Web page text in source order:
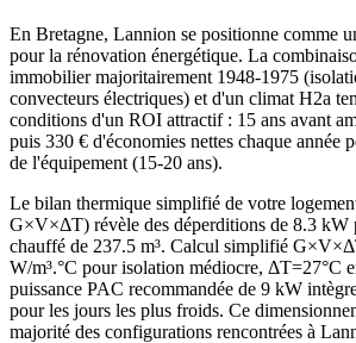
En Bretagne, Lannion se positionne comme
pour la rénovation énergétique. La
immobilier majoritairement 1948-1975
convecteurs électriques) et d'un climat H2a
conditions d'un ROI attractif : 15 ans avant
puis 330 € d'économies nettes chaque année
de l'équipement (15-20 ans).
Le bilan thermique simplifié de votre
G×V×ΔT) révèle des déperditions de 8.3 kW
chauffé de 237.5 m³. Calcul simplifié
W/m³.°C pour isolation médiocre, ΔT=27°C
puissance PAC recommandée de 9 kW
pour les jours les plus froids. Ce
majorité des configurations rencontrées à